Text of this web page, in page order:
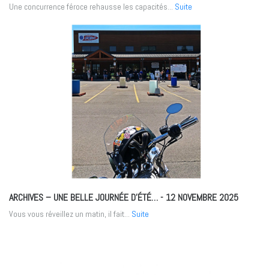
Une concurrence féroce rehausse les capacités... Suite
ARCHIVES – UNE BELLE JOURNÉE D’ÉTÉ…- 12 NOVEMBRE 2025
Vous vous réveillez un matin, il fait... Suite